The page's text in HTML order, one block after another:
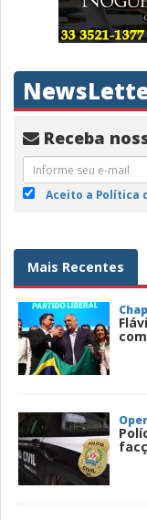
Receba
Aceito a Política
Mais Recentes